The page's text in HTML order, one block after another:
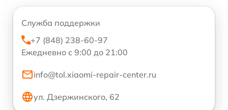
Служба поддержки
+7 (848) 238-60-97
Ежедневно с 9:00 до 21:00
info@tol.xiaomi-repair-center.ru
ул. Дзержинского, 62